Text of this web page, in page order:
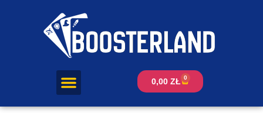
0,00 ZŁ 0